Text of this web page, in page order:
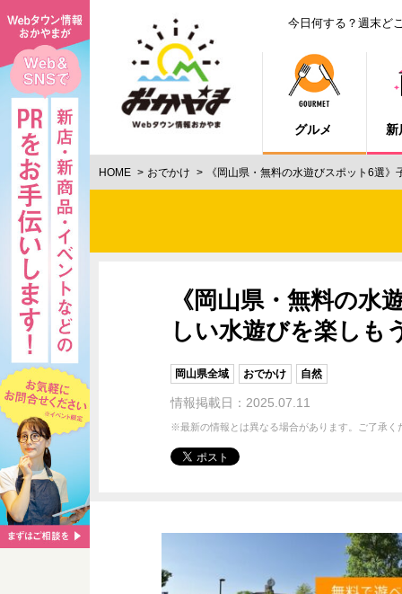
今日何する？週末ど
グルメ 新
HOME おでかけ 《岡山県・無料の水遊びスポット6選
《岡山県・無料の水
しい水遊びを楽しも
岡山県全域 おでかけ 自然
情報掲載日：2025.07.11
※最新の情報とは異なる場合があります。ご了承く